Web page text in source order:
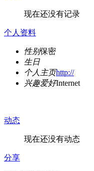
现在还没有记录
个人资料
性别保密
生日
个人主页http://
兴趣爱好Internet
动态
现在还没有动态
分享